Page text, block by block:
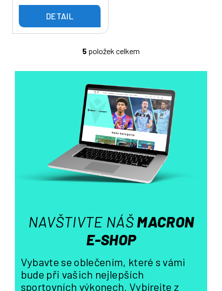
DETAIL
O
á
d
a
c
í
p
r
v
k
y
p
i
s
5 položek celkem
NAVŠTIVTE NÁŠMACRON
E-SHOP
Vybavte se oblečením, které s vámi
bude při vašich nejlepších
sportovních výkonech. Vybírejte z